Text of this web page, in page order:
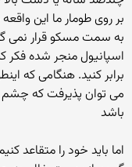
بر روی طومار ما این
به سمت مسکو قرار نمی
اسپانیول منجر شده فکر
برابر کنید. هنگامی که
می توان پذیرفت که چشم
باشد
اما باید خود را متقاعد